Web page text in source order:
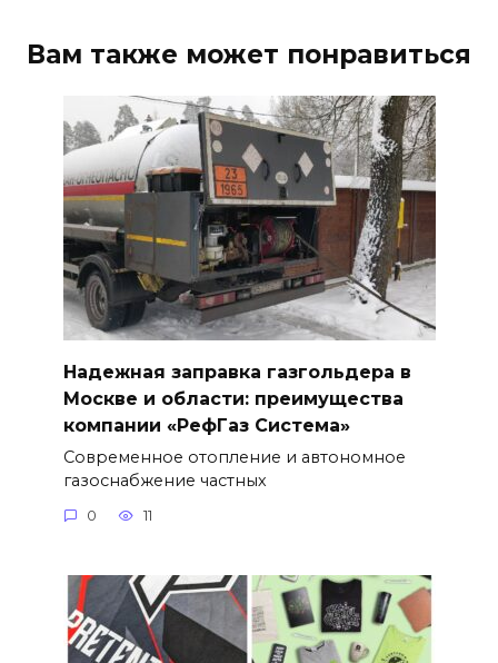
Вам также может понравиться
Надежная заправка газгольдера в
Москве и области: преимущества
компании «РефГаз Система»
Современное отопление и автономное
газоснабжение частных
0 11